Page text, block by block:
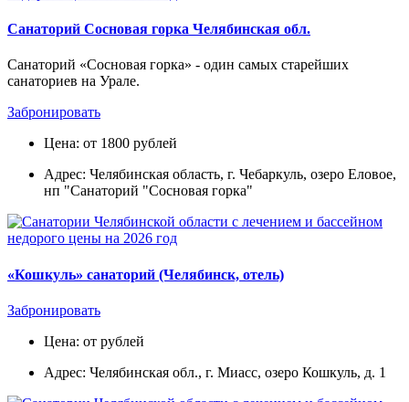
Санаторий Сосновая горка Челябинская обл.
Санаторий «Сосновая горка» - один самых старейших
санаториев на Урале.
Забронировать
Цена: от 1800 рублей
Адрес: Челябинская область, г. Чебаркуль, озеро Еловое,
нп "Санаторий "Сосновая горка"
«Кошкуль» санаторий (Челябинск, отель)
Забронировать
Цена: от рублей
Адрес: Челябинская обл., г. Миасс, озеро Кошкуль, д. 1